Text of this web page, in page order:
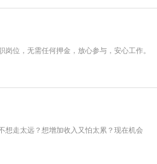
位，无需任何押金，放心参与，安心工作。
想走太远？想增加收入又怕太累？现在机会